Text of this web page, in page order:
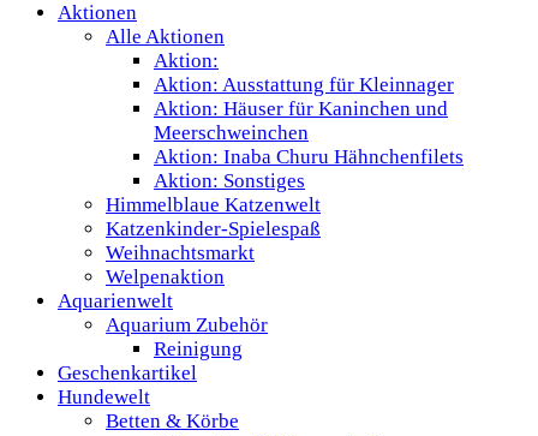
Aktionen
Alle Aktionen
Aktion:
Aktion: Ausstattung für Kleinnager
Aktion: Häuser für Kaninchen und
Meerschweinchen
Aktion: Inaba Churu Hähnchenfilets
Aktion: Sonstiges
Himmelblaue Katzenwelt
Katzenkinder-Spielespaß
Weihnachtsmarkt
Welpenaktion
Aquarienwelt
Aquarium Zubehör
Reinigung
Geschenkartikel
Hundewelt
Betten & Körbe